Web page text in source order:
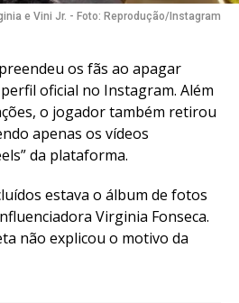
e Vini Jr. - Foto: Reprodução/Instagram
os fãs ao apagar
oficial no Instagram. Além
o jogador também retirou
apenas os vídeos
da plataforma.
estava o álbum de fotos
Virginia Fonseca.
não explicou o motivo da